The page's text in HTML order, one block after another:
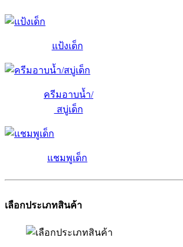
แป้งเด็ก
ครีมอาบน้ำ/
สบู่เด็ก
แชมพูเด็ก
เลือกประเภทสินค้า